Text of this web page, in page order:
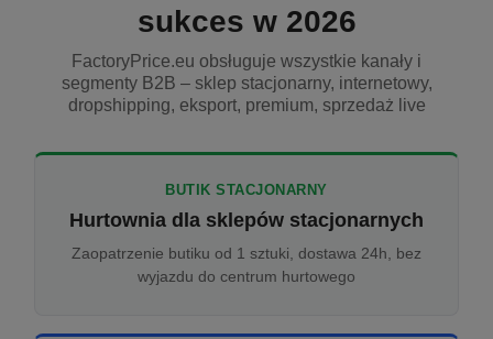
sukces w 2026
FactoryPrice.eu obsługuje wszystkie kanały i
segmenty B2B – sklep stacjonarny, internetowy,
dropshipping, eksport, premium, sprzedaż live
BUTIK STACJONARNY
Hurtownia dla sklepów stacjonarnych
Zaopatrzenie butiku od 1 sztuki, dostawa 24h, bez
wyjazdu do centrum hurtowego